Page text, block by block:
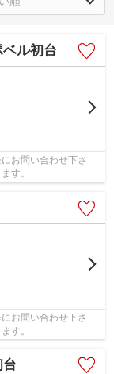
ル初台
お問い合わせ下さ
す。
お問い合わせ下さ
す。